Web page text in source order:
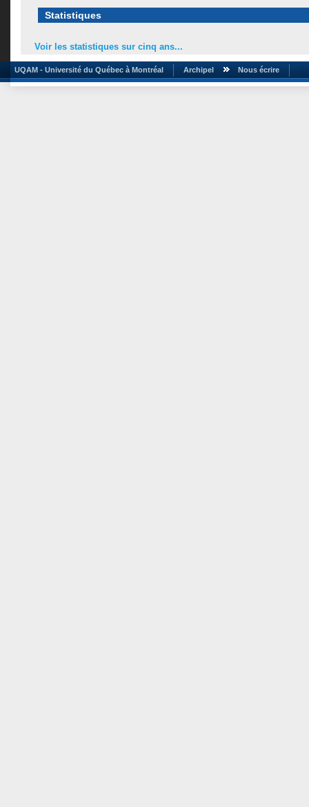
Statistiques
Voir les statistiques sur cinq ans...
UQAM - Université du Québec à Montréal Archipel Nous écrire